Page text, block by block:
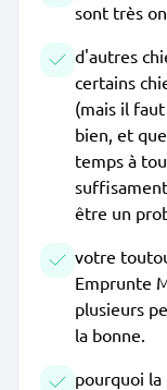
sont très
d'autres
certains
(mais il
bien, et
temps à
être un
votre
Emprunte
plusieurs
la bonne.
pourquoi la